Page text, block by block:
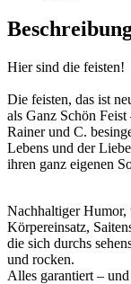
Hier sind die feisten!
Die feisten, das ist
als Ganz Schön
Rainer und C.
Lebens und der
ihren ganz eigenen
Nachhaltiger
Körpereinsatz,
die sich durchs
und rocken.
Alles garantiert –